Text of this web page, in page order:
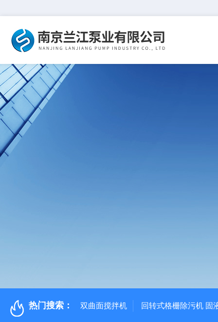
热门搜索： 双曲面搅拌机 回转式格栅除污机 固